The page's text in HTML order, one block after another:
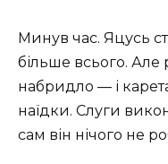
Минув час. Яцусь
більше всього. Але
набридло — і
наїдки. Слуги
сам він нічого не